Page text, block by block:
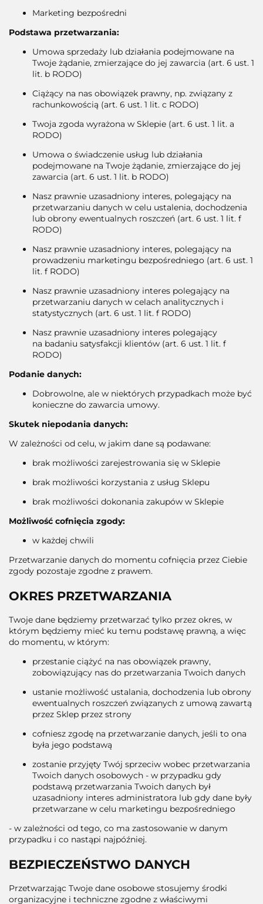
Marketing bezpośredni
Podstawa przetwarzania:
Umowa sprzedaży lub działania podejmowane na
Twoje żądanie, zmierzające do jej zawarcia (art. 6 ust. 1
lit. b RODO)
Ciążący na nas obowiązek prawny, np. związany z
rachunkowością (art. 6 ust. 1 lit. c RODO)
Twoja zgoda wyrażona w Sklepie (art. 6 ust. 1 lit. a
RODO)
Umowa o świadczenie usług lub działania
podejmowane na Twoje żądanie, zmierzające do jej
zawarcia (art. 6 ust. 1 lit. b RODO)
Nasz prawnie uzasadniony interes, polegający na
przetwarzaniu danych w celu ustalenia, dochodzenia
lub obrony ewentualnych roszczeń (art. 6 ust. 1 lit. f
RODO)
Nasz prawnie uzasadniony interes, polegający na
prowadzeniu marketingu bezpośredniego (art. 6 ust. 1
lit. f RODO)
Nasz prawnie uzasadniony interes polegający na
przetwarzaniu danych w celach analitycznych i
statystycznych (art. 6 ust. 1 lit. f RODO)
Nasz prawnie uzasadniony interes polegający
na badaniu satysfakcji klientów (art. 6 ust. 1 lit. f
RODO)
Podanie danych:
Dobrowolne, ale w niektórych przypadkach może być
konieczne do zawarcia umowy.
Skutek niepodania danych:
W zależności od celu, w jakim dane są podawane:
brak możliwości zarejestrowania się w Sklepie
brak możliwości korzystania z usług Sklepu
brak możliwości dokonania zakupów w Sklepie
Możliwość cofnięcia zgody:
w każdej chwili
Przetwarzanie danych do momentu cofnięcia przez Ciebie
zgody pozostaje zgodne z prawem.
OKRES PRZETWARZANIA
Twoje dane będziemy przetwarzać tylko przez okres, w
którym będziemy mieć ku temu podstawę prawną, a więc
do momentu, w którym:
przestanie ciążyć na nas obowiązek prawny,
zobowiązujący nas do przetwarzania Twoich danych
ustanie możliwość ustalania, dochodzenia lub obrony
ewentualnych roszczeń związanych z umową zawartą
przez Sklep przez strony
cofniesz zgodę na przetwarzanie danych, jeśli to ona
była jego podstawą
zostanie przyjęty Twój sprzeciw wobec przetwarzania
Twoich danych osobowych - w przypadku gdy
podstawą przetwarzania Twoich danych był
uzasadniony interes administratora lub gdy dane były
przetwarzane w celu marketingu bezpośredniego
- w zależności od tego, co ma zastosowanie w danym
przypadku i co nastąpi najpóźniej.
BEZPIECZEŃSTWO DANYCH
Przetwarzając Twoje dane osobowe stosujemy środki
organizacyjne i techniczne zgodne z właściwymi